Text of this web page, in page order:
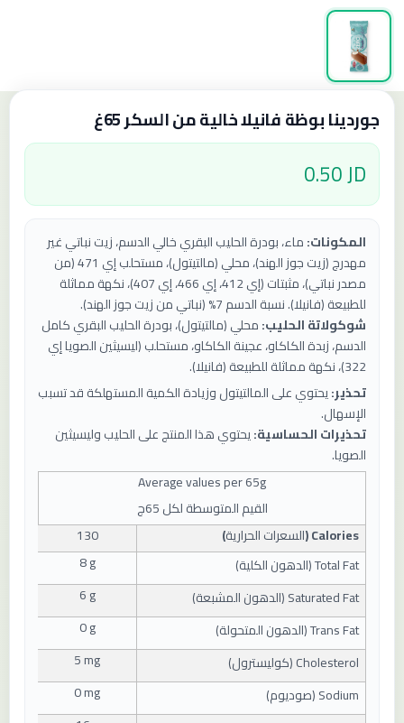
جوردينا بوظة فانيلا خالية من السكر 65غ
0.50 JD
المكونات:ماء، بودرة الحليب البقري خالي الدسم، زيت نباتي غير
مهدرج (زيت جوز الهند)، محلي (مالتيتول)، مستحلب إي 471 (من
مصدر نباتي)، مثبتات (إي 412، إي 466، إي 407)، نكهة مماثلة
للطبيعة (فانيلا). نسبة الدسم 7% (نباتي من زيت جوز الهند).
شوكولاتة الحليب:محلي (مالتيتول)، بودرة الحليب البقري كامل
الدسم، زبدة الكاكاو، عجينة الكاكاو، مستحلب (ليسيثين الصويا إي
322)، نكهة مماثلة للطبيعة (فانيلا).
تحذير:يحتوي على المالتيتول وزيادة الكمية المستهلكة قد تسبب
الإسهال.
تحذيرات الحساسية:يحتوي هذا المنتج على الحليب وليسيثين
الصويا.
Average values ​​per65g
القيم المتوسطة لكل 65ج
Calories ( السعرات الحرارية)
130
Total Fat ( الدهون الكلية)
8 g
Saturated Fat ( الدهون المشبعة)
6 g
Trans Fat ( الدهون المتحولة)
0 g
Cholesterol ( كوليسترول)
5 mg
Sodium ( صوديوم)
0 mg